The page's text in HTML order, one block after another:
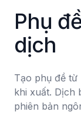
Phụ
dịch
Tạo phụ đề từ
khi xuất. Dịch
phiên bản